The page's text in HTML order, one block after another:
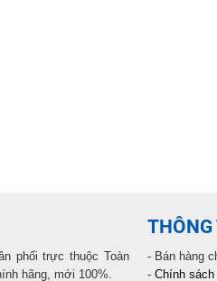
phối trực thuộc Toàn
hãng, mới 100%.
- Bán hàng
- Chính sách